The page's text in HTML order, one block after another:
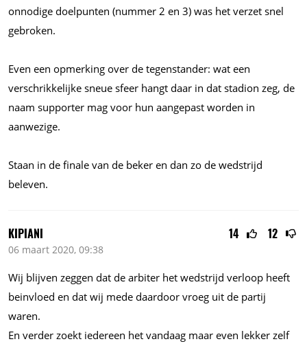
onnodige doelpunten (nummer 2 en 3) was het verzet snel
gebroken.
Even een opmerking over de tegenstander: wat een
verschrikkelijke sneue sfeer hangt daar in dat stadion zeg, de
naam supporter mag voor hun aangepast worden in
aanwezige.
Staan in de finale van de beker en dan zo de wedstrijd
beleven.
14 12
KIPIANI
06 maart 2020, 09:38
Wij blijven zeggen dat de arbiter het wedstrijd verloop heeft
beinvloed en dat wij mede daardoor vroeg uit de partij
waren.
En verder zoekt iedereen het vandaag maar even lekker zelf